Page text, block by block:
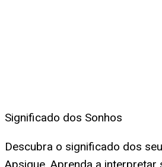
Significado dos Sonhos
Descubra o significado dos
Apsique. Aprenda a interpretar